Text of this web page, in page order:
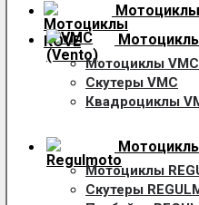
Мотоциклы
Мотоциклы VMC
Скутеры VMC
Квадроциклы
Мотоциклы
Скутеры